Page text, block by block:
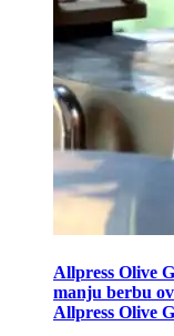
Allpress Olive
manju berbu
Allpress Olive